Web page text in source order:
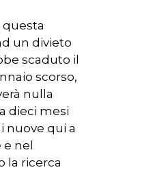
questa
un divieto
scaduto il
scorso,
nulla
dieci mesi
nuove qui a
nel
la ricerca